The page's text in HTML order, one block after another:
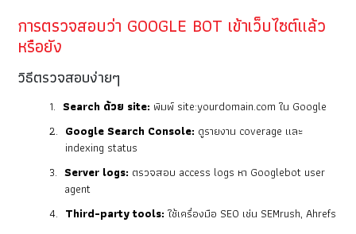
การตรวจสอบว่า GOOGLE BOT เข้าเว็บไซต์แล้ว
หรือยัง
วิธีตรวจสอบง่ายๆ
Search ด้วย site: พิมพ์ site:yourdomain.com ใน Google
Google Search Console: ดูรายงาน coverage และ
indexing status
Server logs: ตรวจสอบ access logs หา Googlebot user
agent
Third-party tools: ใช้เครื่องมือ SEO เช่น SEMrush, Ahrefs